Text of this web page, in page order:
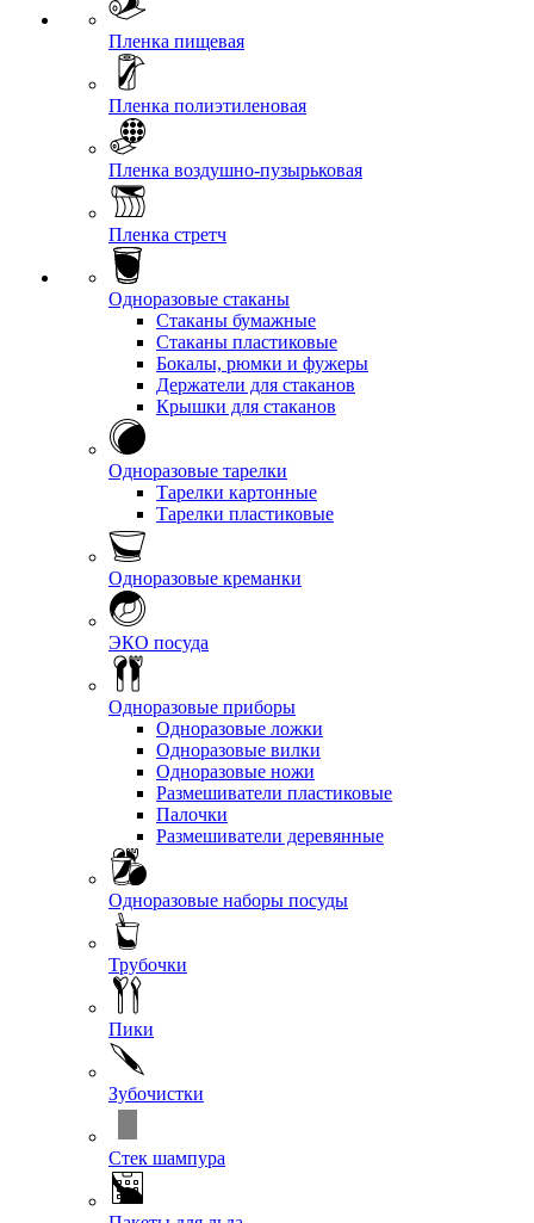
Пленка пищевая
Пленка полиэтиленовая
Пленка воздушно-пузырьковая
Пленка стретч
Одноразовые стаканы
Стаканы бумажные
Стаканы пластиковые
Бокалы, рюмки и фужеры
Держатели для стаканов
Крышки для стаканов
Одноразовые тарелки
Тарелки картонные
Тарелки пластиковые
Одноразовые креманки
ЭКО посуда
Одноразовые приборы
Одноразовые ложки
Одноразовые вилки
Одноразовые ножи
Размешиватели пластиковые
Палочки
Размешиватели деревянные
Одноразовые наборы посуды
Трубочки
Пики
Зубочистки
Стек шампура